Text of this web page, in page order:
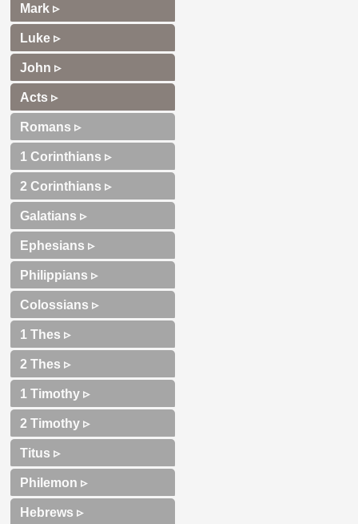
Mark ▹
Luke ▹
John ▹
Acts ▹
Romans ▹
1 Corinthians ▹
2 Corinthians ▹
Galatians ▹
Ephesians ▹
Philippians ▹
Colossians ▹
1 Thes ▹
2 Thes ▹
1 Timothy ▹
2 Timothy ▹
Titus ▹
Philemon ▹
Hebrews ▹